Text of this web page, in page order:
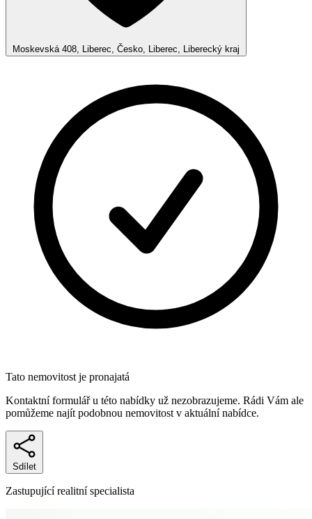
Moskevská 408, Liberec, Česko, Liberec, Liberecký kraj
Tato nemovitost je pronajatá
Kontaktní formulář u této nabídky už nezobrazujeme. Rádi Vám ale
pomůžeme najít podobnou nemovitost v aktuální nabídce.
Sdílet
Zastupující realitní specialista